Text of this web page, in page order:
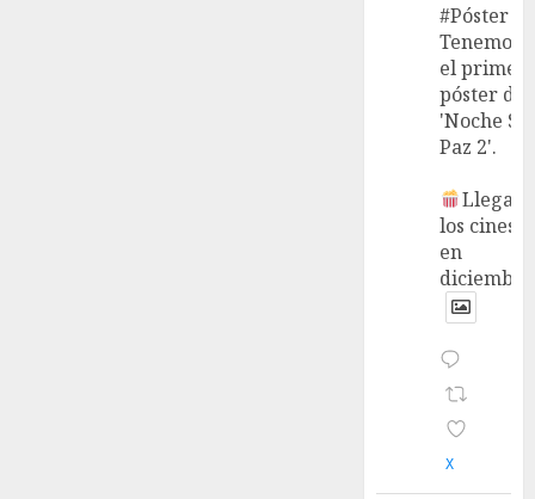
#Póster
Tenemos
el primer
póster de
'Noche
Paz 2'.
Llega a
los cines
en
X